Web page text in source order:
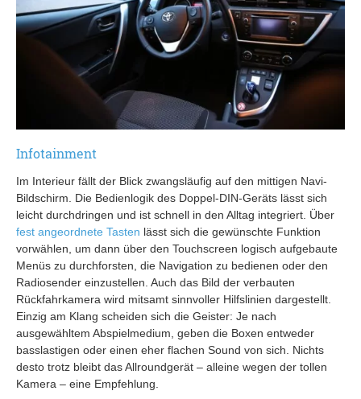
Infotainment
Im Interieur fällt der Blick zwangsläufig auf den mittigen Navi-
Bildschirm. Die Bedienlogik des Doppel-DIN-Geräts lässt sich
leicht durchdringen und ist schnell in den Alltag integriert. Über
fest angeordnete Tasten lässt sich die gewünschte Funktion
vorwählen, um dann über den Touchscreen logisch aufgebaute
Menüs zu durchforsten, die Navigation zu bedienen oder den
Radiosender einzustellen. Auch das Bild der verbauten
Rückfahrkamera wird mitsamt sinnvoller Hilfslinien dargestellt.
Einzig am Klang scheiden sich die Geister: Je nach
ausgewähltem Abspielmedium, geben die Boxen entweder
basslastigen oder einen eher flachen Sound von sich. Nichts
desto trotz bleibt das Allroundgerät – alleine wegen der tollen
Kamera – eine Empfehlung.